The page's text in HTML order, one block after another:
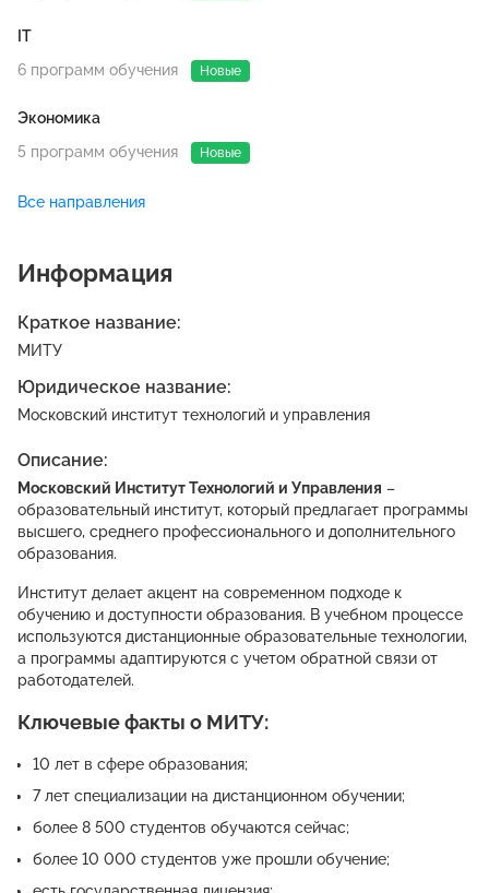
IT
6 программ обучения
Новые
Экономика
5 программ обучения
Новые
Программирование
Бухгалтерия
2 программы обучения
2 программы обучения
Новые
2 программы обучения
Педагогика
1 программа обучения
Дизайн
1 программа обучения
Новые
Госуправление
1 программа обучения
Новые
Транспортная безопасность
1 программа обучения
Новые
Аналитика
1 программа обучения
Новые
Все направления
Информация
Краткое название:
МИТУ
Юридическое название:
Московский институт технологий и управления
Описание:
Московский Институт Технологий и Управления –
образовательный институт, который предлагает программы
высшего, среднего профессионального и дополнительного
образования.
Институт делает акцент на современном подходе к
обучению и доступности образования. В учебном процессе
используются дистанционные образовательные технологии,
а программы адаптируются с учетом обратной связи от
работодателей.
Ключевые факты о МИТУ:
10 лет в сфере образования;
7 лет специализации на дистанционном обучении;
более 8 500 студентов обучаются сейчас;
более 10 000 студентов уже прошли обучение;